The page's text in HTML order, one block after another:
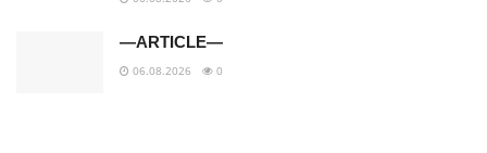
—ARTICLE—
06.08.2026 0